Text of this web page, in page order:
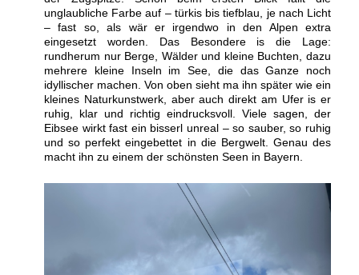
unglaubliche Farbe auf – türkis bis tiefblau, je nach Licht
– fast so, als wär er irgendwo in den Alpen extra
eingesetzt worden. Das Besondere is die Lage:
rundherum nur Berge, Wälder und kleine Buchten, dazu
mehrere kleine Inseln im See, die das Ganze noch
idyllischer machen. Von oben sieht ma ihn später wie ein
kleines Naturkunstwerk, aber auch direkt am Ufer is er
ruhig, klar und richtig eindrucksvoll. Viele sagen, der
Eibsee wirkt fast ein bisserl unreal – so sauber, so ruhig
und so perfekt eingebettet in die Bergwelt. Genau des
macht ihn zu einem der schönsten Seen in Bayern.